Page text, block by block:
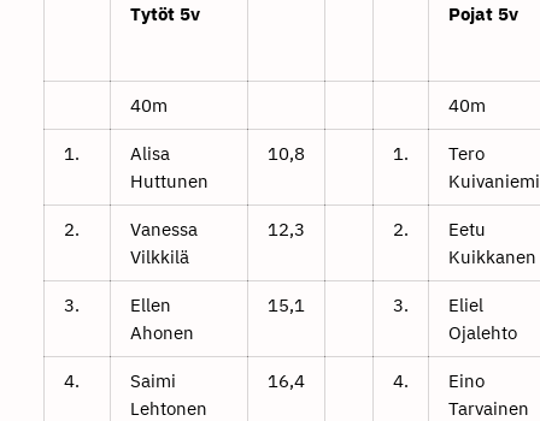
Tytöt 5v Pojat 5v
40m 40m
1.
Alisa
Huttunen
10,8 1.
Tero
Kuivaniemi
2.
Vanessa
Vilkkilä
12,3 2.
Eetu
Kuikkanen
3.
Ellen
Ahonen
15,1 3.
Eliel
Ojalehto
4.
Saimi
Lehtonen
16,4 4.
Eino
Tarvainen